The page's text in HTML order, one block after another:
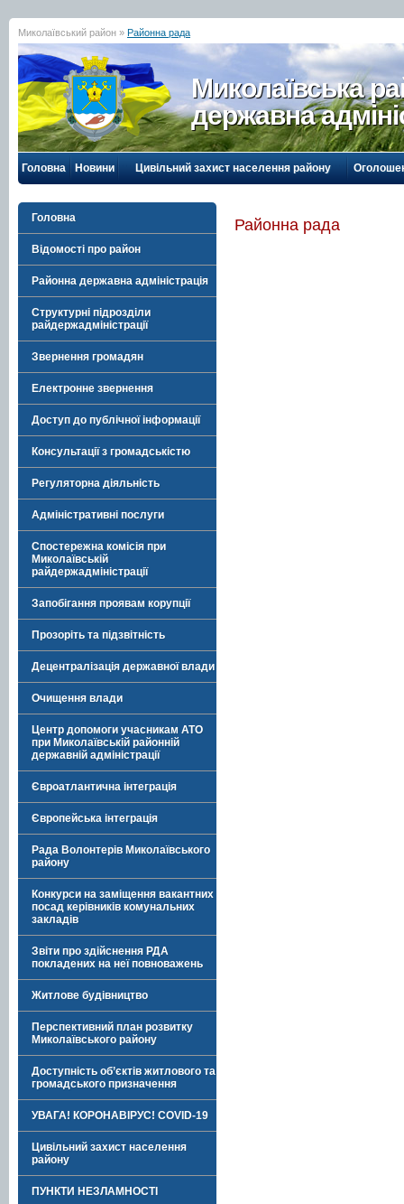
Миколаївський район » Районна рада
Миколаївська
державна
Головна Новини Цивільний захист населення району
Головна
Відомості про район
Районна державна адміністрація
Структурні підрозділи
райдержадміністрації
Звернення громадян
Електронне звернення
Доступ до публічної інформації
Консультації з громадськістю
Регуляторна діяльність
Адміністративні послуги
Спостережна комісія при
Миколаївській
райдержадміністрації
Запобігання проявам корупції
Прозоріть та підзвітність
Децентралізація державної влади
Очищення влади
Центр допомоги учасникам АТО
при Миколаївській районній
державній адміністрації
Євроатлантична інтеграція
Європейська інтеграція
Рада Волонтерів Миколаївського
району
Конкурси на заміщення вакантних
посад керівників комунальних
закладів
Звіти про здійснення РДА
покладених на неї повноважень
Житлове будівництво
Перспективний план розвитку
Миколаївського району
Доступність об’єктів житлового та
громадського призначення
УВАГА! КОРОНАВІРУС! COVID-19
Цивільний захист населення
району
ПУНКТИ НЕЗЛАМНОСТІ
Районна рада